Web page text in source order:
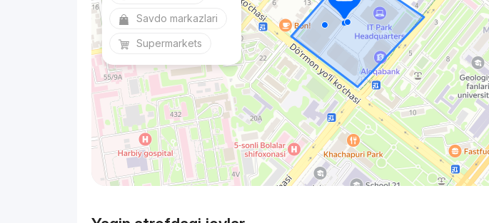
Savdo markazlari
Supermarkets